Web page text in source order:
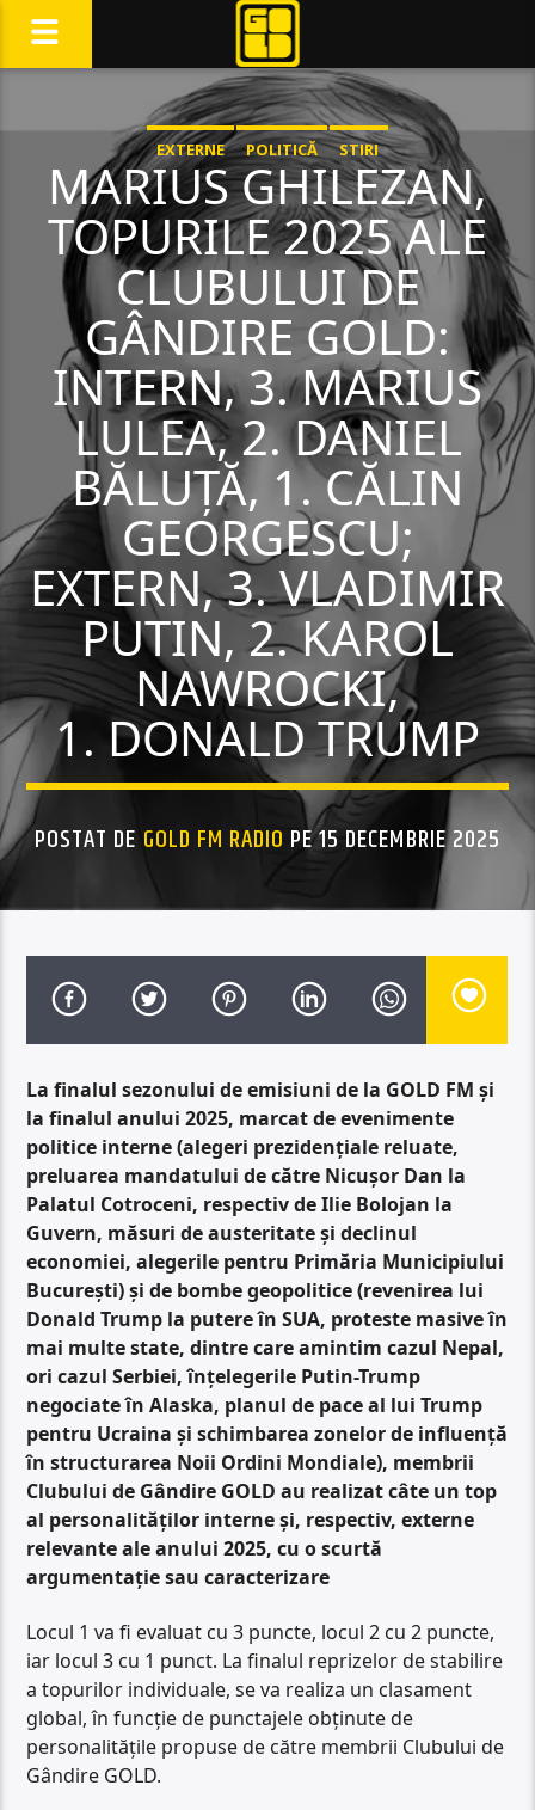
EXTERNE POLITICĂ STIRI
MARIUS GHILEZAN,
TOPURILE 2025 ALE
CLUBULUI DE
GÂNDIRE GOLD:
INTERN, 3. MARIUS
LULEA, 2. DANIEL
BĂLUȚĂ, 1. CĂLIN
GEORGESCU;
EXTERN, 3. VLADIMIR
PUTIN, 2. KAROL
NAWROCKI,
1. DONALD TRUMP
POSTAT DE GOLD FM RADIO PE 15 DECEMBRIE 2025
La finalul sezonului de emisiuni de la GOLD FM și
la finalul anului 2025, marcat de evenimente
politice interne (alegeri prezidențiale reluate,
preluarea mandatului de către Nicușor Dan la
Palatul Cotroceni, respectiv de Ilie Bolojan la
Guvern, măsuri de austeritate și declinul
economiei, alegerile pentru Primăria Municipiului
București) și de bombe geopolitice (revenirea lui
Donald Trump la putere în SUA, proteste masive în
mai multe state, dintre care amintim cazul Nepal,
ori cazul Serbiei, înțelegerile Putin-Trump
negociate în Alaska, planul de pace al lui Trump
pentru Ucraina și schimbarea zonelor de influență
în structurarea Noii Ordini Mondiale), membrii
Clubului de Gândire GOLD au realizat câte un top
al personalităților interne și, respectiv, externe
relevante ale anului 2025, cu o scurtă
argumentație sau caracterizare
Locul 1 va fi evaluat cu 3 puncte, locul 2 cu 2 puncte,
iar locul 3 cu 1 punct. La finalul reprizelor de stabilire
a topurilor individuale, se va realiza un clasament
global, în funcție de punctajele obținute de
personalitățile propuse de către membrii Clubului de
Gândire GOLD.